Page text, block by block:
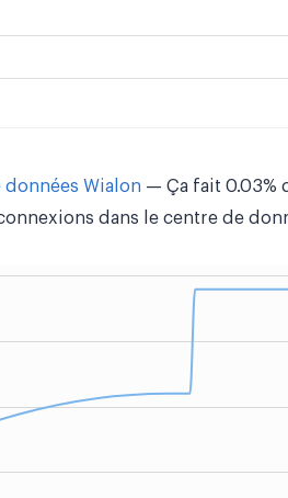
données Wialon — Ça fait 0.03%
dans le centre de